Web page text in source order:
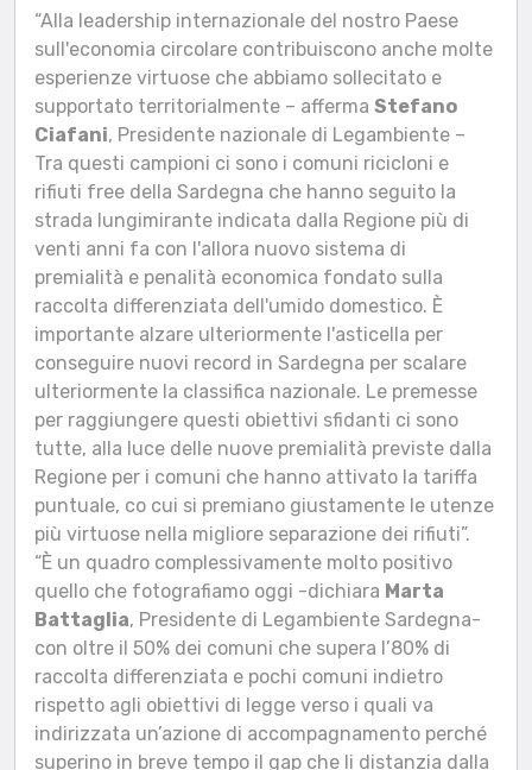
“Alla leadership internazionale del nostro Paese
sull'economia circolare contribuiscono anche molte
esperienze virtuose che abbiamo sollecitato e
supportato territorialmente – afferma Stefano
Ciafani, Presidente nazionale di Legambiente –
Tra questi campioni ci sono i comuni ricicloni e
rifiuti free della Sardegna che hanno seguito la
strada lungimirante indicata dalla Regione più di
venti anni fa con l'allora nuovo sistema di
premialità e penalità economica fondato sulla
raccolta differenziata dell'umido domestico. È
importante alzare ulteriormente l'asticella per
conseguire nuovi record in Sardegna per scalare
ulteriormente la classifica nazionale. Le premesse
per raggiungere questi obiettivi sfidanti ci sono
tutte, alla luce delle nuove premialità previste dalla
Regione per i comuni che hanno attivato la tariffa
puntuale, co cui si premiano giustamente le utenze
più virtuose nella migliore separazione dei rifiuti”.
“È un quadro complessivamente molto positivo
quello che fotografiamo oggi -dichiara Marta
Battaglia, Presidente di Legambiente Sardegna-
con oltre il 50% dei comuni che supera l’80% di
raccolta differenziata e pochi comuni indietro
rispetto agli obiettivi di legge verso i quali va
indirizzata un’azione di accompagnamento perché
superino in breve tempo il gap che li distanzia dalla